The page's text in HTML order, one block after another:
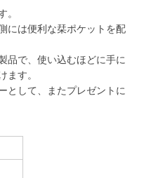
。
には便利な栞ポケットを配
品で、使い込むほどに手に
ます。
として、またプレゼントに